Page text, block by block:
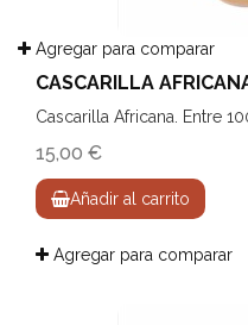
Agregar para comparar
CASCARILLA
Cascarilla Africana. Entre
15,00 €
Añadir al carrito
Agregar para comparar